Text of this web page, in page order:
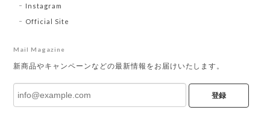
Instagram
Official Site
Mail Magazine
新商品やキャンペーンなどの最新情報をお届けいたします。
登録